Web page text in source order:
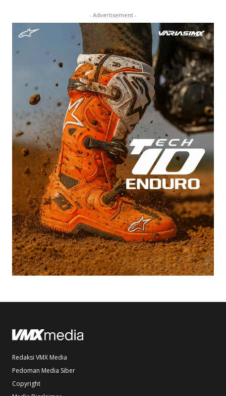
- Advertisement -
Redaksi VMX Media
Pedoman Media Siber
Copyright